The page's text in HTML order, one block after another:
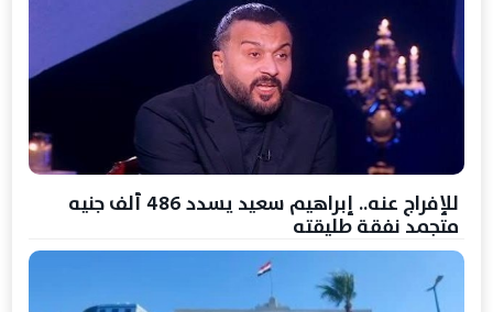
للإفراج عنه.. إبراهيم سعيد يسدد 486 ألف جنيه
متجمد نفقة طليقته